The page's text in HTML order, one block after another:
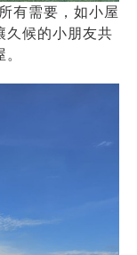
有需要，如小屋
久候的小朋友共